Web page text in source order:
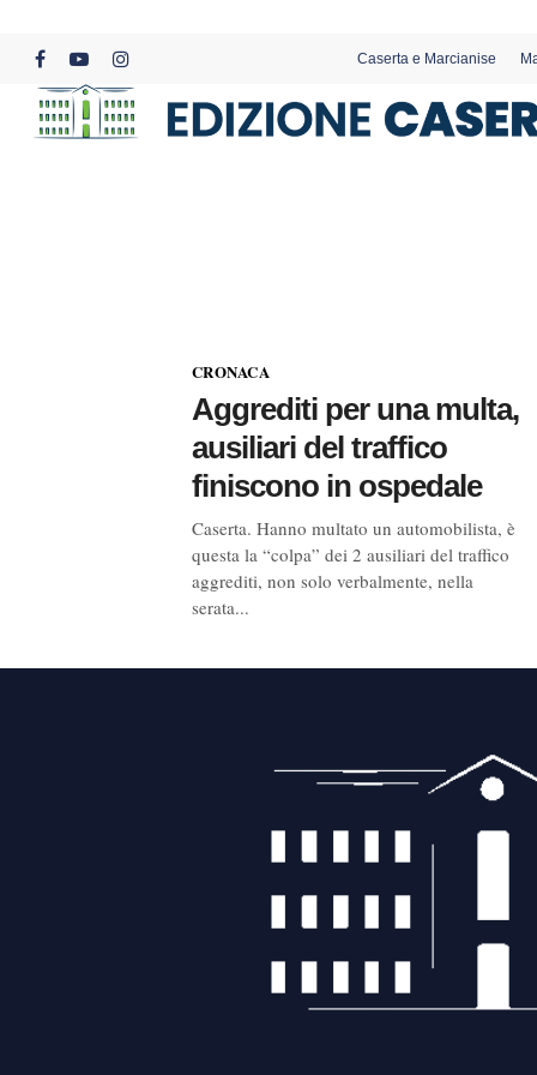
content
facebookyoutubeinstagram
Caserta e Marcianise
CRONACA
Aggrediti per una multa,
ausiliari del traffico
finiscono in ospedale
Caserta. Hanno multato un automobilista, è
questa la “colpa” dei 2 ausiliari del traffico
aggrediti, non solo verbalmente, nella
serata...